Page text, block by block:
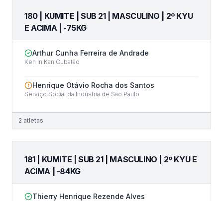
180 | KUMITE | SUB 21 | MASCULINO | 2º KYU
E ACIMA | -75KG
Arthur Cunha Ferreira de Andrade
Ken In Kan Cubatão
Henrique Otávio Rocha dos Santos
Serviço Social da Indústria de São Paulo
2 atletas
181 | KUMITE | SUB 21 | MASCULINO | 2º KYU E
ACIMA | -84KG
Thierry Henrique Rezende Alves